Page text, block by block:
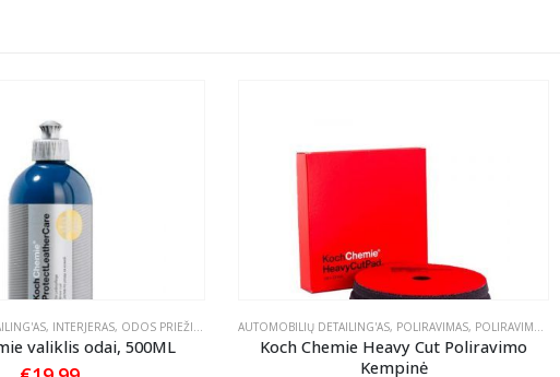
, INTERJERAS, ODOS PRIEŽIŪRA
valiklis odai, 500ML
AUTOMOBILIŲ DETAILING'AS, POLIRAVIMAS, POLIRAVIMO PADAI
Koch Chemie Heavy Cut Poliravimo
Kempinė